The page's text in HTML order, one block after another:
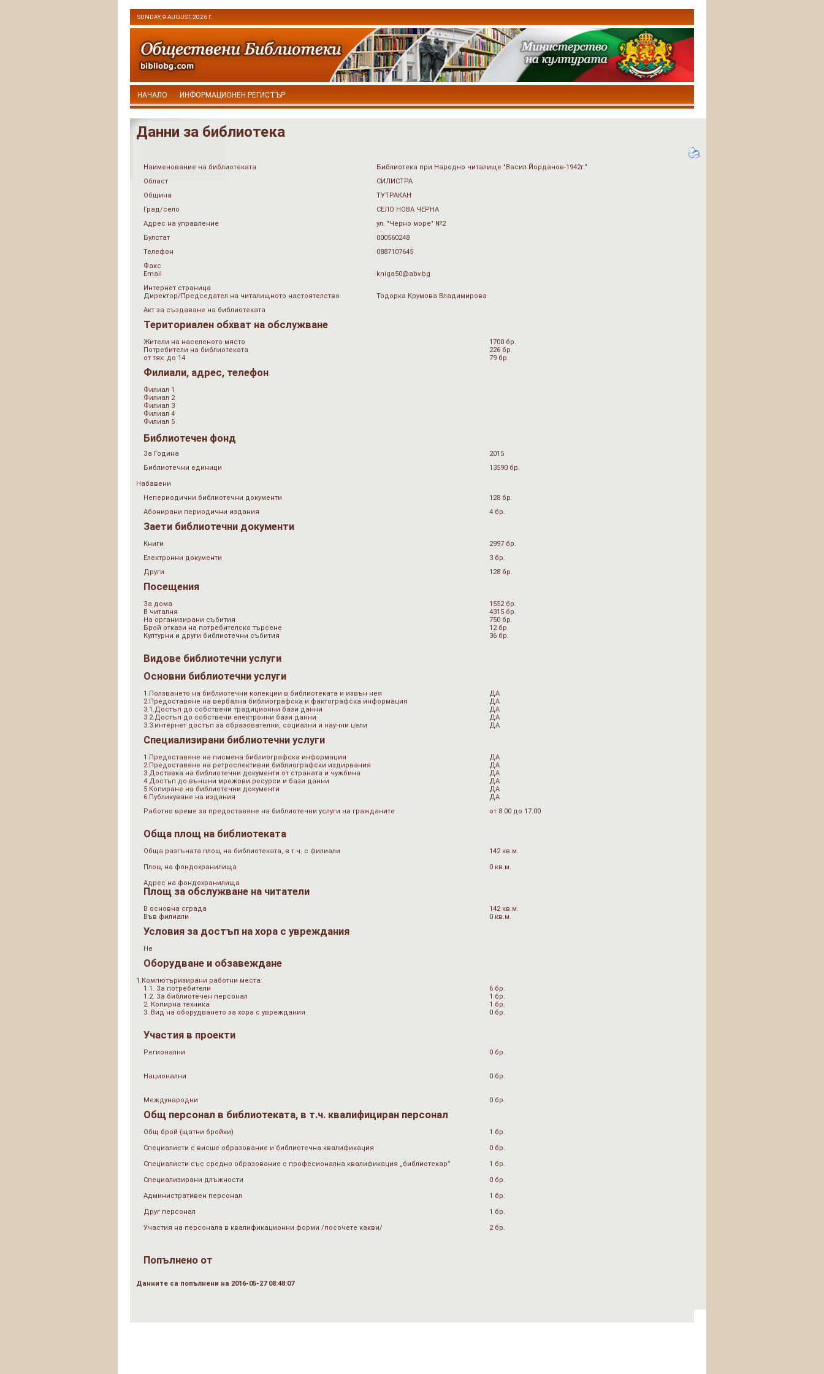
SUNDAY, 9 AUGUST, 2026 Г.
НАЧАЛО ИНФОРМАЦИОНЕН РЕГИСТЪР
Данни за библиотека
Наименование на библиотеката
Библиотека при Народно читалище "Васил Йорданов-1942г."
Област
СИЛИСТРА
Община
ТУТРАКАН
Град/село
СЕЛО НОВА ЧЕРНА
Адрес на управление
ул. "Черно море" №2
Булстат
000560248
Телефон
0887107645
Факс
Email
kniga50@abv.bg
Интернет страница
Директор/Председател на читалищното настоятелство
Тодорка Крумова Владимирова
Акт за създаване на библиотеката
Териториален обхват на обслужване
Жители на населеното място
1700 бр.
Потребители на библиотеката
226 бр.
от тях: до 14
79 бр.
Филиали, адрес, телефон
Филиал 1
Филиал 2
Филиал 3
Филиал 4
Филиал 5
Библиотечен фонд
За Година
2015
Библиотечни единици
13590 бр.
Набавени
Непериодични библиотечни документи
128 бр.
Абонирани периодични издания
4 бр.
Заети библиотечни документи
Книги
2997 бр.
Електронни документи
3 бр.
Други
128 бр.
Посещения
За дома
1552 бр.
В читалня
4315 бр.
На организирани събития
750 бр.
Брой откази на потребителско търсене
12 бр.
Културни и други библиотечни събития
36 бр.
Видове библиотечни услуги
Основни библиотечни услуги
1.Ползването на библиотечни колекции в библиотеката и извън нея
ДА
2.Предоставяне на вербална библиографска и фактографска информация
ДА
3.1.Достъп до собствени традиционни бази данни
ДА
3.2.Достъп до собствени електронни бази данни
ДА
3.3.интернет достъп за образователни, социални и научни цели
ДА
Специализирани библиотечни услуги
1.Предоставяне на писмена библиографска информация
ДА
2.Предоставяне на ретроспективни библиографски издирвания
ДА
3.Доставка на библиотечни документи от страната и чужбина
ДА
4.Достъп до външни мрежови ресурси и бази данни
ДА
5.Копиране на библиотечни документи
ДА
6.Публикуване на издания
ДА
Работно време за предоставяне на библиотечни услуги на гражданите
от 8.00 до 17.00
Обща площ на библиотеката
Обща разгъната площ на библиотеката, в т.ч. с филиали
142 кв.м.
Площ на фондохранилища
0 кв.м.
Адрес на фондохранилища
Площ за обслужване на читатели
В основна сграда
142 кв.м.
Във филиали
0 кв.м.
Условия за достъп на хора с увреждания
Не
Оборудване и обзавеждане
1.Компютъризирани работни места:
1.1. За потребители
6 бр.
1.2. За библиотечен персонал
1 бр.
2. Копирна техника
1 бр.
3. Вид на оборудването за хора с увреждания
0 бр.
Участия в проекти
Регионални 0 бр.
Национални 0 бр.
Международни 0 бр.
Общ персонал в библиотеката, в т.ч. квалифициран персонал
Общ брой (щатни бройки)
1 бр.
Специалисти с висше образование и библиотечна квалификация
0 бр.
Специалисти със средно образование с професионална квалификация „библиотекар”
1 бр.
Специализирани длъжности
0 бр.
Административен персонал
1 бр.
Друг персонал
1 бр.
Участия на персонала в квалификационни форми /посочете какви/
2 бр.
Попълнено от
Данните са попълнени на 2016-05-27 08:48:07